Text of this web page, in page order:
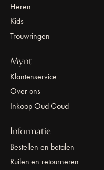
Heren
Kids
Trouwringen
Mynt
Klantenservice
Over ons
Inkoop Oud Goud
Informatie
Bestellen en betalen
Ruilen en retourneren